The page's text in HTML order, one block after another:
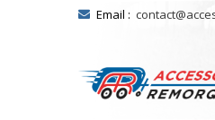
Email :